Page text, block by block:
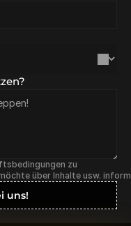
zu
über Inhalte usw.
uns!